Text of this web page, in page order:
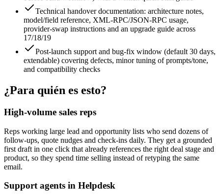
Technical handover documentation: architecture notes,
model/field reference, XML-RPC/JSON-RPC usage,
provider-swap instructions and an upgrade guide across
17/18/19
Post-launch support and bug-fix window (default 30 days,
extendable) covering defects, minor tuning of prompts/tone,
and compatibility checks
¿Para quién es esto?
High-volume sales reps
Reps working large lead and opportunity lists who send dozens of
follow-ups, quote nudges and check-ins daily. They get a grounded
first draft in one click that already references the right deal stage and
product, so they spend time selling instead of retyping the same
email.
Support agents in Helpdesk